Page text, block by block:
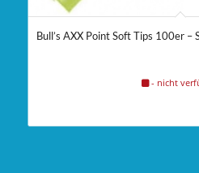
Bull’s AXX Point Soft Tips 100er –
- nicht